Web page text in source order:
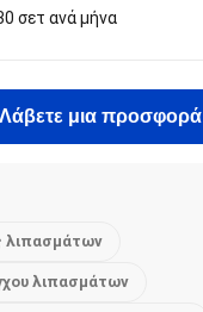
σετ ανά μήνα
Λάβετε μια προσφορά
λιπασμάτων
λιπασμάτων